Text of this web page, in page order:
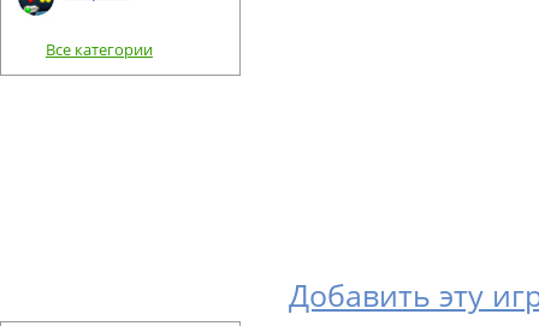
Все категории
Добавить эту